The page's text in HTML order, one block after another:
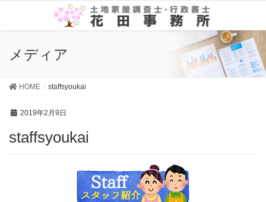
メディア
HOME staffsyoukai
2019年2月9日
staffsyoukai